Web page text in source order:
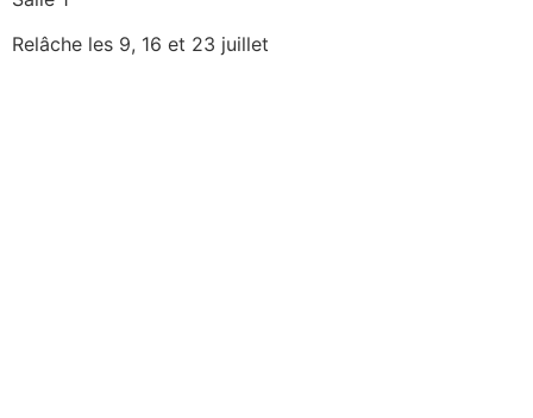
Relâche les 9, 16 et 23 juillet